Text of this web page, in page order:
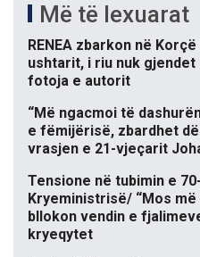
Më të lexuarat
RENEA zbarkon në
ushtarit, i riu nuk
fotoja e autorit
“Më ngacmoi të
e fëmijërisë, zbardhet
vrasjen e 21-vjeçarit
Tensione në tubimin e
Kryeministrisë/ “Mos
bllokon vendin e
kryeqytet